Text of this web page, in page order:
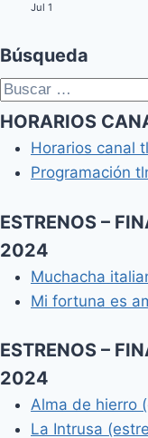
Jul 1
Búsqueda
Buscar:
HORARIOS
Horarios canal
Programación
ESTRENOS –
2024
Muchacha
Mi fortuna es
ESTRENOS –
2024
Alma de hierro
La Intrusa